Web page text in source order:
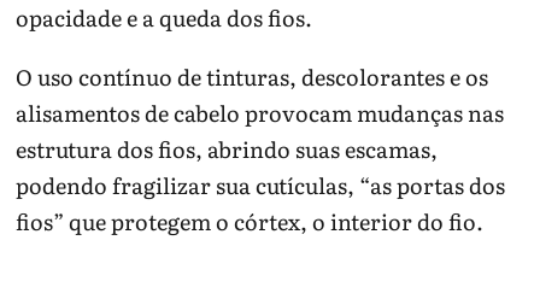
opacidade e a queda dos fios.
O uso contínuo de tinturas, descolorantes e os
alisamentos de cabelo provocam mudanças nas
estrutura dos fios, abrindo suas escamas,
podendo fragilizar sua cutículas, “as portas dos
fios” que protegem o córtex, o interior do fio.